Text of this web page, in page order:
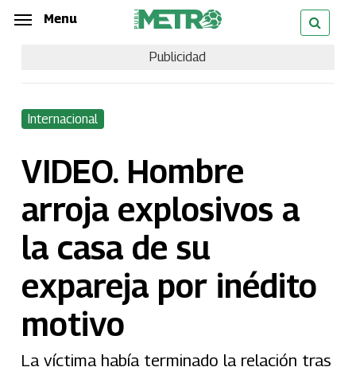
Skip
content
Menu
Publicidad
Internacional
VIDEO. Hombre
arroja explosivos a
la casa de su
expareja por inédito
motivo
La víctima había terminado la relación tras
Menu